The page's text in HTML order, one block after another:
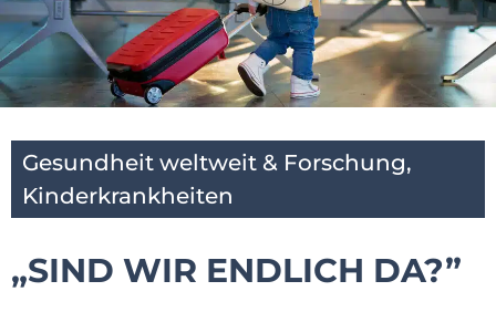
Gesundheit weltweit & Forschung,
Kinderkrankheiten
„SIND WIR ENDLICH DA?”